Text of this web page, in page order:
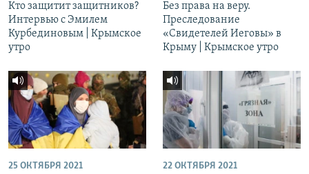
Кто защитит защитников?
Интервью с Эмилем
Курбединовым | Крымское
утро
Без права на веру.
Преследование
«Свидетелей Иеговы» в
Крыму | Крымское утро
25 ОКТЯБРЯ 2021 22 ОКТЯБРЯ 2021